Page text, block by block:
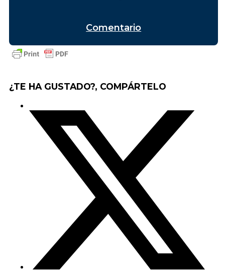
Comentario
¿TE HA GUSTADO?, COMPÁRTELO